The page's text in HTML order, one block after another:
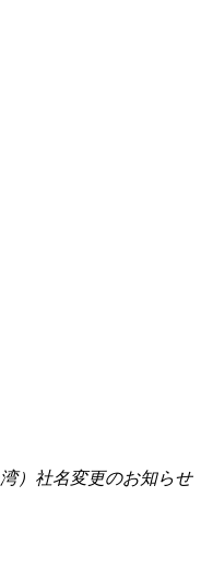
）社名変更のお知らせ